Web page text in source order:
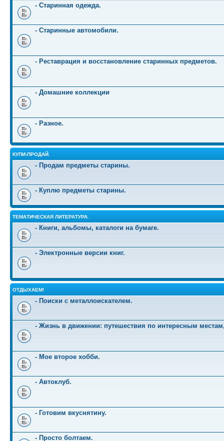
- Старинная одежда.
- Старинные автомобили.
- Реставрация и восстановление старинных предметов.
- Домашние коллекции
- Разное.
КУПИ-ПРОДАЙ.
- Продам предметы старины.
- Куплю предметы старины.
ТЕМАТИЧЕСКАЯ ЛИТЕРАТУРА.
- Книги, альбомы, каталоги на бумаге.
- Электронные версии книг.
ОТДЫХАЕМ!
- Поиски с металлоискателем.
- Жизнь в движении: путешествия по интересным
- Мое второе хобби.
- Автоклуб.
- Готовим вкуснятину.
- Просто болтаем.